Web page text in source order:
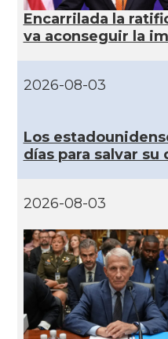
CAMON
CAMON
CAMON
CAMON
CAMON
CAMON
Encarrilada la
va aconseguir la
2026-08-03
Los
días para salvar su
2026-08-03